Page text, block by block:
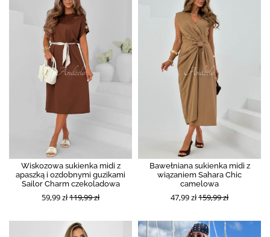
Wiskozowa sukienka midi z
apaszką i ozdobnymi guzikami
Sailor Charm czekoladowa
59,99 zł119,99 zł
Bawełniana sukienka midi z
wiązaniem Sahara Chic
camelowa
47,99 zł159,99 zł